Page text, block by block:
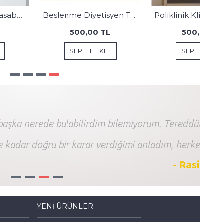
Ağız ve Diş Polikliniği, Dişçi Tabloları Dekoratif Diş, Dekoratif Dişçi, Dişçi Dekorasyonu dsc628
Hukuk Bürosu Tabloları, Adalet Tanrıçası Themis Gold hkk16
500,00 TL
SEPETE EKLE
nerede bulabilirdim bilemiyorum.
kadar doğru bir karar verdiğimi anladım,
-
1 2 3 4
YENI ÜRÜNLER